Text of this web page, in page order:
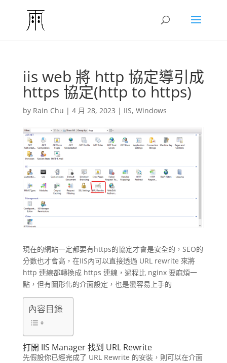
iis web 將 http 協定導引成
https 協定(http to https)
by Rain Chu | 4 月 28, 2023 | IIS, Windows
現在的網站一定都要有https的協定才會是安全的，SEO的
分數也才會高，在IIS內可以直接透過 URL rewrite 來將
http 連線都轉換成 https 連線，過程比 nginx 要麻煩一
點，但有圖形化的介面設定，也是蠻容易上手的
內容目錄
打開 IIS Manager 找到 URL Rewrite
先假設你已經完成了 URL Rewrite 的安裝，則可以在介面